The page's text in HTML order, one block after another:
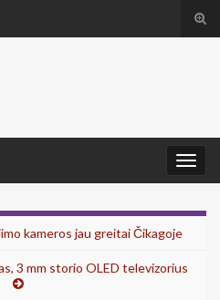
kameros jau greitai Čikagoje
3 mm storio OLED televizorius